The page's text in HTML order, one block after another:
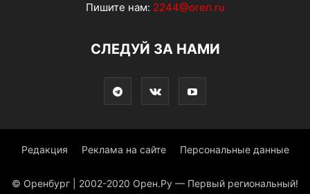
Пишите нам: 2244@oren.ru
СЛЕДУЙ ЗА НАМИ
Редакция Реклама на сайте Персональные данные
© Оренбург | 2002-2020 Орен.Ру — Первый региональный!